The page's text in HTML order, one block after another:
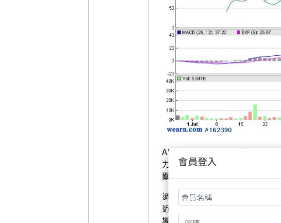
AI伺服器的功耗正以驚人的速
力發展的最大瓶頸。在這場角
關供應鏈提前站上資本市場的
過去，輝達的Blackwell與即
近物理極限，市場早已開始尋
導率比矽高出2至3倍的優勢
會員登入